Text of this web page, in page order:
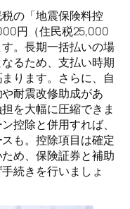
の「地震保険料控
円（住民税25,000
。長期一括払いの場
るため、支払い時期
ります。さらに、自
耐震改修助成があ
を大幅に圧縮できま
控除と併用すれば、
も。控除項目は確定
め、保険証券と補助
続きを行いましょ